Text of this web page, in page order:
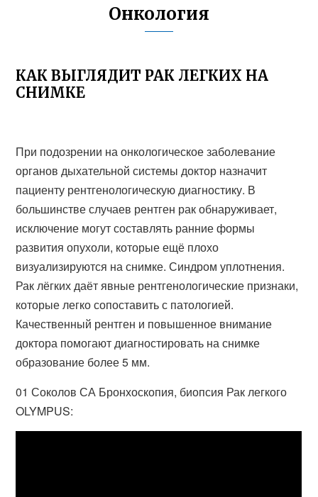
Онкология
КАК ВЫГЛЯДИТ РАК ЛЕГКИХ НА
СНИМКЕ
При подозрении на онкологическое заболевание
органов дыхательной системы доктор назначит
пациенту рентгенологическую диагностику. В
большинстве случаев рентген рак обнаруживает,
исключение могут составлять ранние формы
развития опухоли, которые ещё плохо
визуализируются на снимке. Синдром уплотнения.
Рак лёгких даёт явные рентгенологические признаки,
которые легко сопоставить с патологией.
Качественный рентген и повышенное внимание
доктора помогают диагностировать на снимке
образование более 5 мм.
01 Соколов СА Бронхоскопия, биопсия Рак легкого
OLYMPUS: